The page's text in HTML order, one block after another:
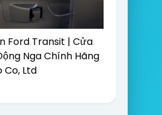
Ford Transit | Cửa
Nga Chính Hãng
Co, Ltd